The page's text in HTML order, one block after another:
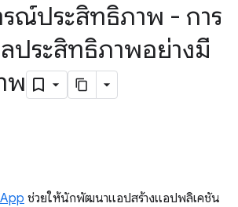
รณ์ประสิทธิภาพ - การ
ประสิทธิภาพอย่างมี
พ
ช่วยให้นักพัฒนาแอปสร้างแอปพลิเคชัน